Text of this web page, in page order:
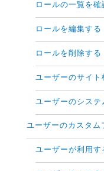
ロールの一覧を確
ロールを編集する
ロールを削除する
ユーザーのサイト
ユーザーのシステ
ユーザーのカスタム
ユーザーが利用